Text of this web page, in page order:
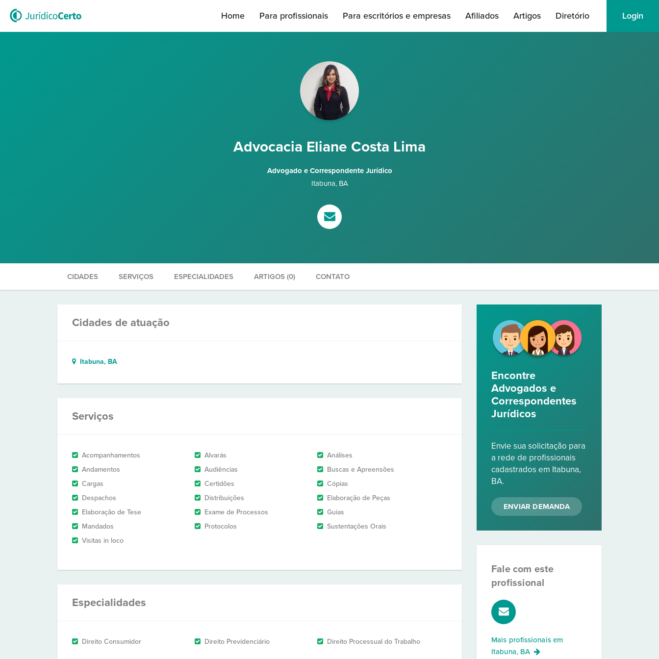
Home Para profissionais Para escritórios e empresas Afiliados Artigos Diretório Login
Advocacia Eliane Costa Lima
Advogado e Correspondente Jurídico
Itabuna, BA
CIDADES SERVIÇOS ESPECIALIDADES ARTIGOS (0) CONTATO
Cidades de atuação
Itabuna, BA
Serviços
Acompanhamentos Alvarás
Análises
Andamentos
Audiências
Buscas e Apreensões
Cargas
Certidões
Cópias
Despachos
Distribuições
Elaboração de Peças
Elaboração de Tese
Exame de Processos
Guias
Mandados
Protocolos
Sustentações Orais
Visitas in loco
Especialidades
Direito Consumidor Direito Previdenciário Direito Processual do Trabalho
Encontre
Advogados e
Correspondentes
Jurídicos
Envie sua solicitação para
a rede de profissionais
cadastrados em Itabuna,
BA.
ENVIAR DEMANDA
Fale com este
profissional
Mais profissionais em
Itabuna, BA